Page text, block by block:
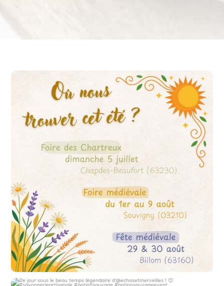
𝙊𝙪̀ 𝙣𝙤𝙪𝙨 𝙩𝙧𝙤𝙪𝙫𝙚𝙧 𝙘𝙚𝙩 𝙚́𝙩𝙚́ ?...
5